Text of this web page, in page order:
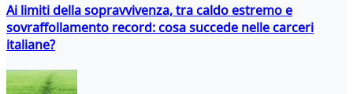
Ai limiti della sopravvivenza, tra caldo estremo e
sovraffollamento record: cosa succede nelle carceri
italiane?